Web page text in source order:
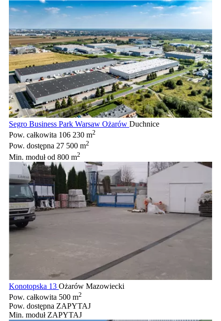
Segro Business Park Warsaw Ożarów Duchnice
Pow. całkowita 106 230 m2
Pow. dostępna 27 500 m2
Min. modułod 800 m2
Konotopska 13 Ożarów Mazowiecki
Pow. całkowita 500 m2
Pow. dostępna ZAPYTAJ
Min. moduł ZAPYTAJ